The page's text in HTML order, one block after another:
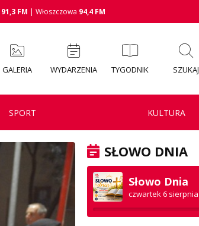
91,3 FM | Włoszczowa 94,4 FM
GALERIA WYDARZENIA TYGODNIK SZUKAJ
SPORT KULTURA
SŁOWO DNIA
Słowo Dnia
czwartek 6 sierpnia